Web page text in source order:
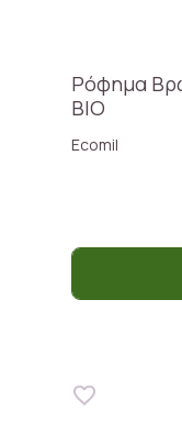
Ρόφημα
ΒΙΟ
Ecomil